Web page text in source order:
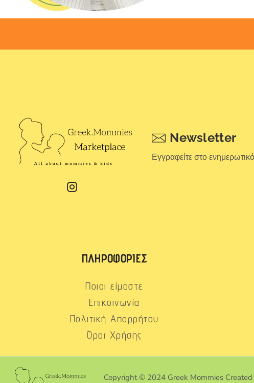
Newsletter
Εγγραφείτε στο
ΠΛΗΡΟΦΟΡΊΕΣ
Ποιοι είμαστε
Επικοινωνία
Πολιτική Απορρήτου
Όροι Χρήσης
Copyright © 2024 Greek Mommies